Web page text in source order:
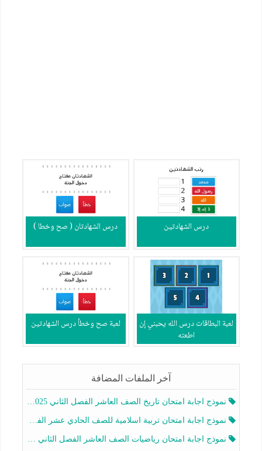
درس الشهادتين درس الشهادتان ( صح وخطا )
لعبة البطاقات درس الله يحبني إن
اطعته
لعبة صح وخطأ درس الشهادتين
آخر الملفات المضافة
نموذج اجابة امتحان تاريخ الصف العاشر الفصل الثاني 2025-2026
نموذج اجابة امتحان تربية اسلامية للصف الحادي عشر الفصل الثاني 2025-2026
نموذج اجابة امتحان رياضيات الصف العاشر الفصل الثاني 2025-2026